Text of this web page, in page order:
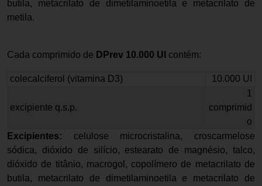
butila, metacrilato de dimetilaminoetila e metacrilato de
metila.
Cada comprimido de DPrev 10.000 UI contém:
colecalciferol (vitamina D3) 10.000 UI
excipiente q.s.p.
1
comprimid
o
Excipientes: celulose microcristalina, croscarmelose
sódica, dióxido de silício, estearato de magnésio, talco,
dióxido de titânio, macrogol, copolímero de metacrilato de
butila, metacrilato de dimetilaminoetila e metacrilato de